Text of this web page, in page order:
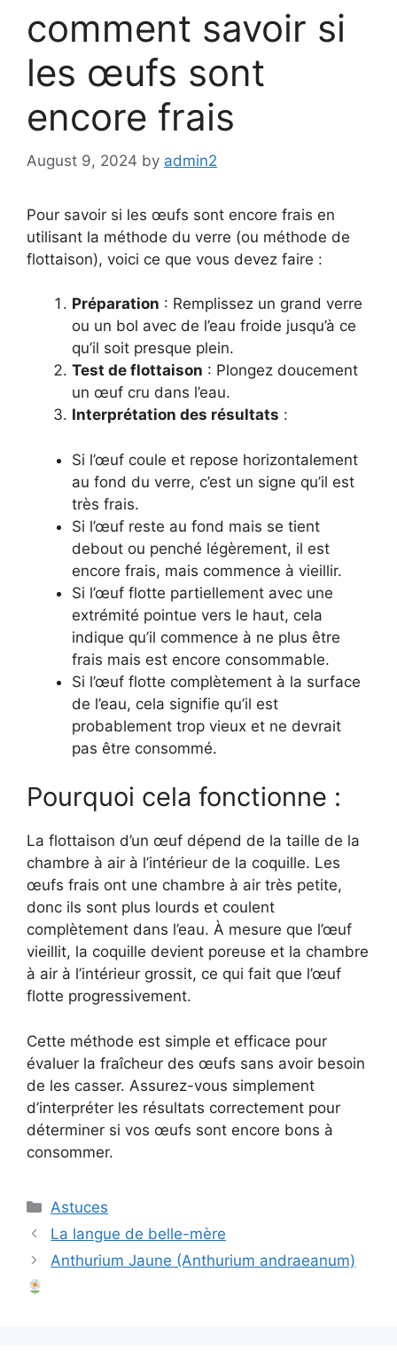
comment savoir si
les œufs sont
encore frais
August 9, 2024 by admin2
Pour savoir si les œufs sont encore frais en
utilisant la méthode du verre (ou méthode de
flottaison), voici ce que vous devez faire :
Préparation : Remplissez un grand verre
ou un bol avec de l’eau froide jusqu’à ce
qu’il soit presque plein.
Test de flottaison : Plongez doucement
un œuf cru dans l’eau.
Interprétation des résultats :
Si l’œuf coule et repose horizontalement
au fond du verre, c’est un signe qu’il est
très frais.
Si l’œuf reste au fond mais se tient
debout ou penché légèrement, il est
encore frais, mais commence à vieillir.
Si l’œuf flotte partiellement avec une
extrémité pointue vers le haut, cela
indique qu’il commence à ne plus être
frais mais est encore consommable.
Si l’œuf flotte complètement à la surface
de l’eau, cela signifie qu’il est
probablement trop vieux et ne devrait
pas être consommé.
Pourquoi cela fonctionne :
La flottaison d’un œuf dépend de la taille de la
chambre à air à l’intérieur de la coquille. Les
œufs frais ont une chambre à air très petite,
donc ils sont plus lourds et coulent
complètement dans l’eau. À mesure que l’œuf
vieillit, la coquille devient poreuse et la chambre
à air à l’intérieur grossit, ce qui fait que l’œuf
flotte progressivement.
Cette méthode est simple et efficace pour
évaluer la fraîcheur des œufs sans avoir besoin
de les casser. Assurez-vous simplement
d’interpréter les résultats correctement pour
déterminer si vos œufs sont encore bons à
consommer.
Categories
Astuces
La langue de belle-mère
Anthurium Jaune (Anthurium andraeanum)